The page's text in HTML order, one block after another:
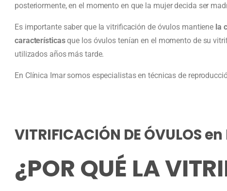
posteriormente, en el momento en que la mujer decida ser
Es importante saber que la vitrificación de óvulos mantiene la
característicasque los óvulos tenían en el momento de su
utilizados años más tarde.
En Clínica Imar somos especialistas en técnicas de
VITRIFICACIÓN DE ÓVULOS
¿POR QUÉ LA